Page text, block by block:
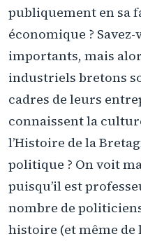
publiquement en sa
économique ?
importants, mais
industriels bretons
cadres de leurs
connaissent la
l’Histoire de la
politique ? On voit
puisqu’il est
nombre de
histoire (et même de